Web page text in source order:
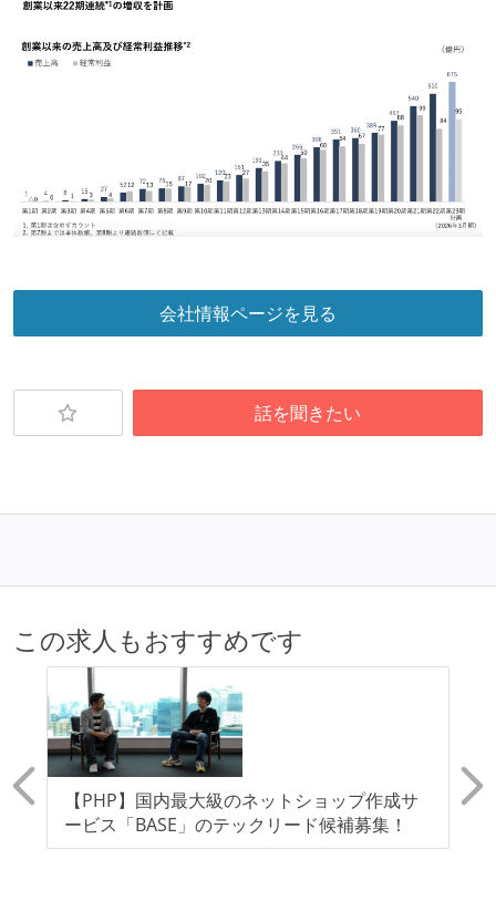
会社情報ページを見る
話を聞きたい
この求人もおすすめです
【PHP】国内最大級のネットショップ作成サ
ービス「BASE」のテックリード候補募集！